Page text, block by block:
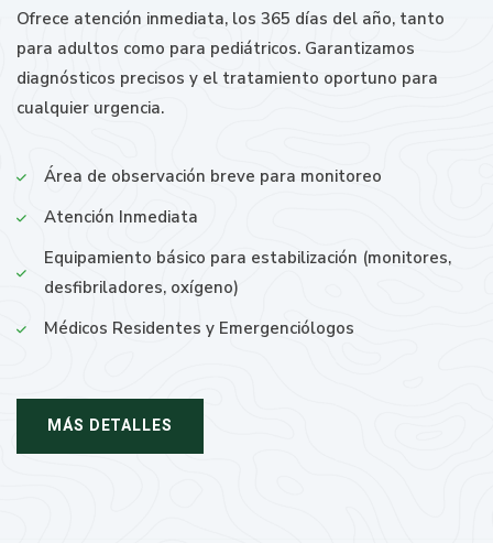
Ofrece atención inmediata, los 365 días del año, tanto
para adultos como para pediátricos. Garantizamos
diagnósticos precisos y el tratamiento oportuno para
cualquier urgencia.
Área de observación breve para monitoreo
Atención Inmediata
Equipamiento básico para estabilización (monitores,
desfibriladores, oxígeno)
Médicos Residentes y Emergenciólogos
MÁS DETALLES